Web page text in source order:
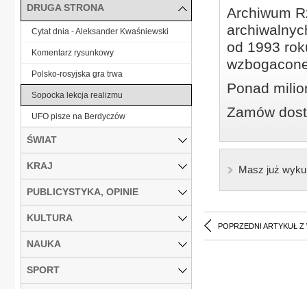
Archiwum
od 1993
Ponad
Zamów
Masz już
POPRZEDNI ARTYKUŁ Z
DRUGA STRONA
Cytat dnia - Aleksander Kwaśniewski
Komentarz rysunkowy
Polsko-rosyjska gra trwa
Sopocka lekcja realizmu
UFO pisze na Berdyczów
ŚWIAT
KRAJ
PUBLICYSTYKA, OPINIE
KULTURA
NAUKA
SPORT